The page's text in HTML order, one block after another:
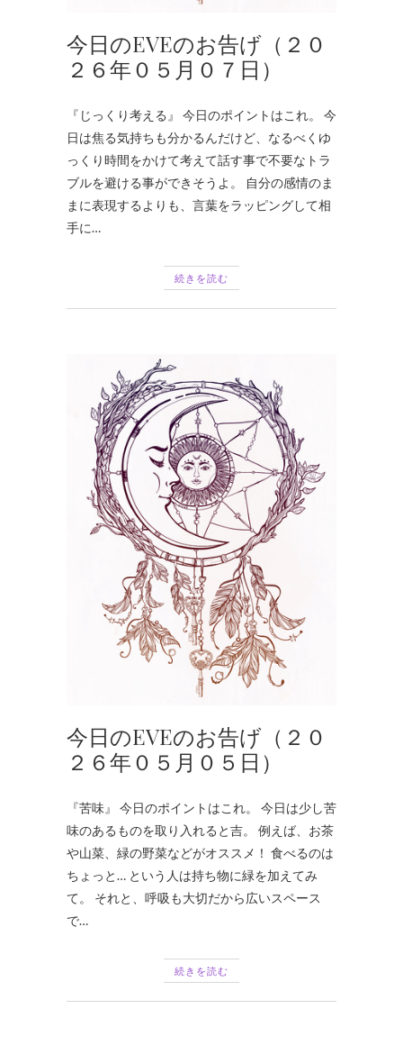
今日のEVEのお告げ（２０
２６年０５月０７日）
『じっくり考える』 今日のポイントはこれ。 今
日は焦る気持ちも分かるんだけど、なるべくゆ
っくり時間をかけて考えて話す事で不要なトラ
ブルを避ける事ができそうよ。 自分の感情のま
まに表現するよりも、言葉をラッピングして相
手に…
続きを読む
今日のEVEのお告げ（２０
２６年０５月０５日）
『苦味』 今日のポイントはこれ。 今日は少し苦
味のあるものを取り入れると吉。 例えば、お茶
や山菜、緑の野菜などがオススメ！ 食べるのは
ちょっと… という人は持ち物に緑を加えてみ
て。 それと、呼吸も大切だから広いスペース
で…
続きを読む